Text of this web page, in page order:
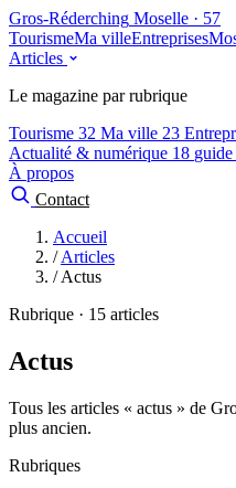
Gros-Réderching Moselle · 57
TourismeMa villeEntreprises
Articles
Le magazine par rubrique
Tourisme 32 Ma ville 23
Actualité & numérique 18 guide
À propos
Contact
Accueil
/ Articles
/ Actus
Rubrique · 15 articles
Actus
Tous les articles « actus » de
plus ancien.
Rubriques